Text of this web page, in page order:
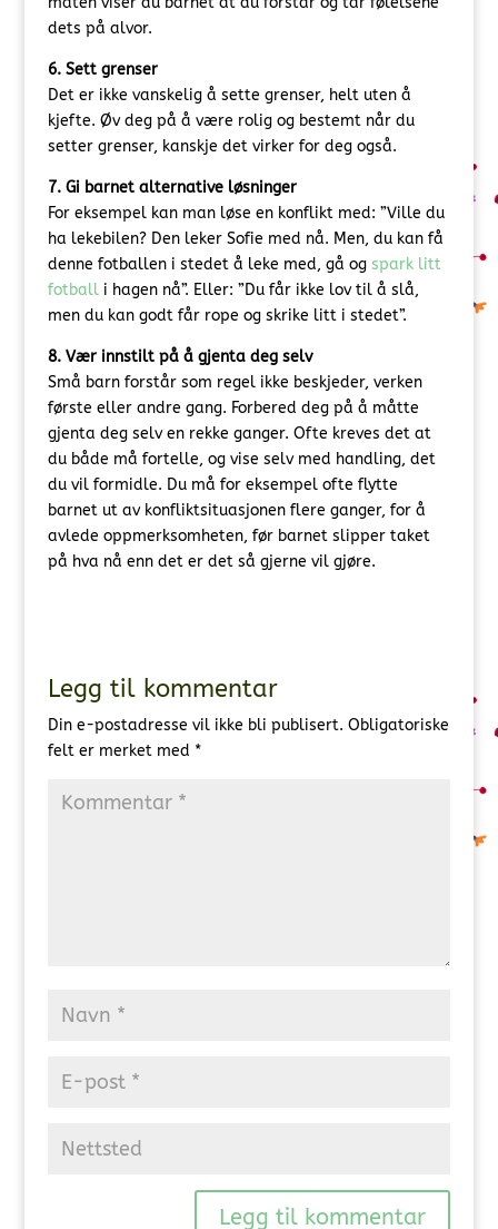
dets på alvor.
6. Sett grenser
Det er ikke vanskelig å sette grenser, helt uten å
kjefte. Øv deg på å være rolig og bestemt når du
setter grenser, kanskje det virker for deg også.
7. Gi barnet alternative løsninger
For eksempel kan man løse en konflikt med: ”Ville du
ha lekebilen? Den leker Sofie med nå. Men, du kan få
denne fotballen i stedet å leke med, gå og spark litt
fotballi hagen nå”. Eller: ”Du får ikke lov til å slå,
men du kan godt får rope og skrike litt i stedet”.
8. Vær innstilt på å gjenta deg selv
Små barn forstår som regel ikke beskjeder, verken
første eller andre gang. Forbered deg på å måtte
gjenta deg selv en rekke ganger. Ofte kreves det at
du både må fortelle, og vise selv med handling, det
du vil formidle. Du må for eksempel ofte flytte
barnet ut av konfliktsituasjonen flere ganger, for å
avlede oppmerksomheten, før barnet slipper taket
på hva nå enn det er det så gjerne vil gjøre.
Legg til kommentar
Din e-postadresse vil ikke bli publisert. Obligatoriske
felt er merket med *